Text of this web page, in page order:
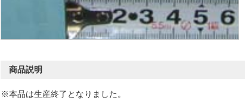
商品説明
※本品は生産終了となりました。